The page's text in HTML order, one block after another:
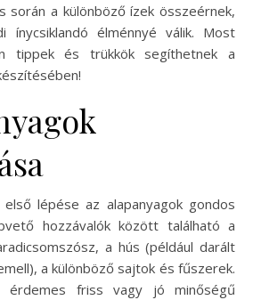
során a különböző ízek összeérnek,
ínycsiklandó élménnyé válik. Most
tippek és trükkök segíthetnek a
lépése az alapanyagok gondos
hozzávalók között található a
a hús (például darált
a különböző sajtok és fűszerek.
érdemes friss vagy jó minőségű